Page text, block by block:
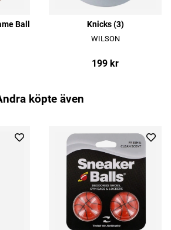
Ball
Knicks (3)
WILSON
199 kr
köpte även